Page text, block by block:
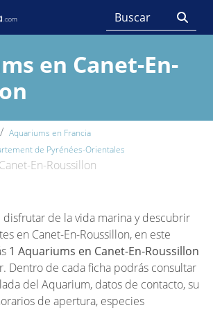
en Canet-En-
Aquariums en Francia
de Pyrénées-Orientales
En-Roussillon
disfrutar de la vida marina y descubrir
en Canet-En-Roussillon, en este
1 Aquariums en Canet-En-Roussillon
Dentro de cada ficha podrás consultar
del Aquarium, datos de contacto, su
de apertura, especies